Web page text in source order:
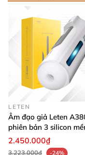
các anh lên
LETEN
Âm đạo giả Leten
phiên bản 3 silicon
mại kích thích
2.450.000₫
3.223.000₫
-24%